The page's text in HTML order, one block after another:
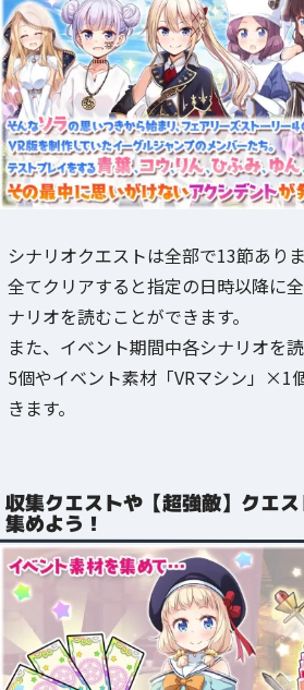
シナリオクエストは全部で13節ありま
全てクリアすると指定の日時以降に
ナリオを読むことができます。
また、イベント期間中各シナリオを
5個やイベント素材「VRマシン」×1
きます。
収集クエストや【超強敵】クエ
集めよう！